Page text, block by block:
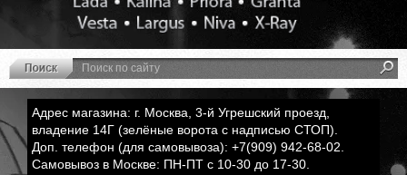
Адрес магазина: г. Москва, 3-й Угрешский проезд,
владение 14Г (зелёные ворота с надписью СТОП).
Доп. телефон (для самовывоза): +7(909) 942-68-02.
Самовывоз в Москве: ПН-ПТ с 10-30 до 17-30.